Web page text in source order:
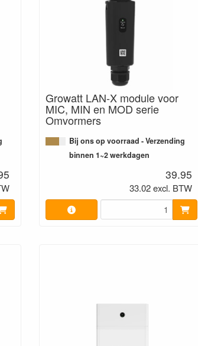
Growatt LAN-X module voor
MIC, MIN en MOD serie
Omvormers
Bij ons op voorraad - Verzending
binnen 1~2 werkdagen
39.95
33.02 excl. BTW